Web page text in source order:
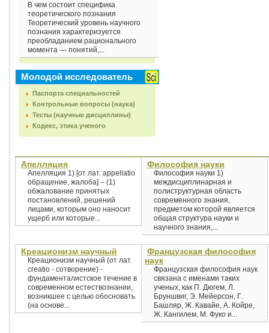
В чем состоит специфика
теоретического познания
Теоретический уровень научного
познания характеризуется
преобладанием рационального
момента — понятий,...
Молодой исследователь
Паспорта специальностей
Контрольные вопросы (наука)
Тесты (научные дисциплины)
Кодекс, этика ученого
Апелляция
Апелляция 1) [от лат. appellatio
обращение, жалоба] – (1)
обжалование принятых
постановлений, решений
лицами, которым оно наносит
ущерб или которые...
Философия науки
Философия науки 1)
междисциплинарная и
полиструктурная область
современного знания,
предметом которой является
общая структура науки и
научного знания,...
Креационизм научный
Креационизм научный (от лат.
creatio - сотворение) -
фундаменталистское течение в
современном естествознании,
возникшее с целью обосновать
(на основе...
Французская философия
наук
Французская философия наук
связана с именами таких
ученых, как П. Дюгем, Л.
Бруншвиг, Э. Мейерсон, Г.
Башляр, Ж. Кавайе, А. Койре,
Ж. Кангилем, М. Фуко и...